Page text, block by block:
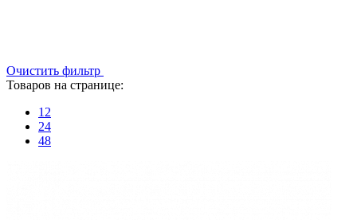
Очистить фильтр
Товаров на странице:
12
24
48